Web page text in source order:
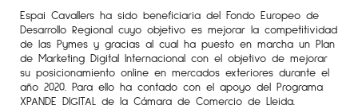
Espai Cavallers ha sido beneficiaria del Fondo Europeo de
Desarrollo Regional cuyo objetivo es mejorar la competitividad
de las Pymes y gracias al cual ha puesto en marcha un Plan
de Marketing Digital Internacional con el objetivo de mejorar
su posicionamiento online en mercados exteriores durante el
año 2020. Para ello ha contado con el apoyo del Programa
XPANDE DIGITAL de la Cámara de Comercio de Lleida.